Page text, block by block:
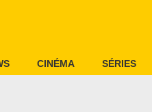
CINÉMA SÉRIES